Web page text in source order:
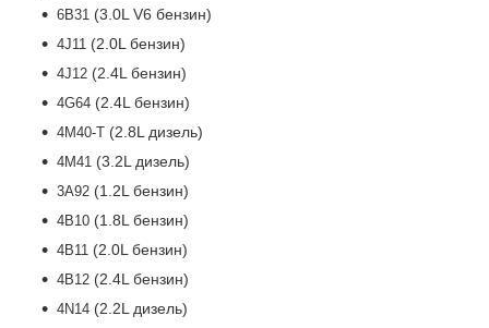
6B31 (3.0L V6 бензин)
4J11 (2.0L бензин)
4J12 (2.4L бензин)
4G64 (2.4L бензин)
4M40-T (2.8L дизель)
4M41 (3.2L дизель)
3A92 (1.2L бензин)
4B10 (1.8L бензин)
4B11 (2.0L бензин)
4B12 (2.4L бензин)
4N14 (2.2L дизель)